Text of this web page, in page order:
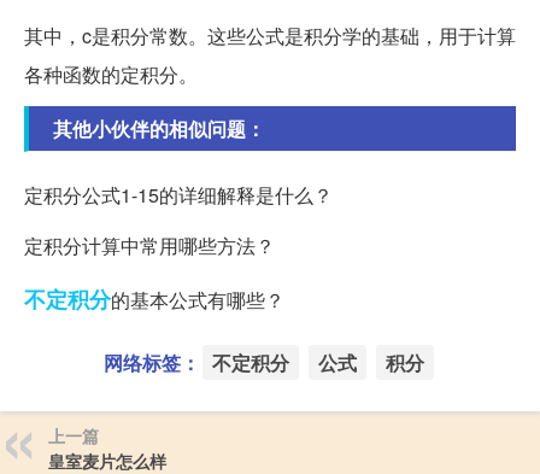
其中，c是积分常数。这些公式是积分学的基础，用于计算
各种函数的定积分。
其他小伙伴的相似问题：
定积分公式1-15的详细解释是什么？
定积分计算中常用哪些方法？
不定积分的基本公式有哪些？
网络标签： 不定积分 公式 积分
上一篇
皇室麦片怎么样